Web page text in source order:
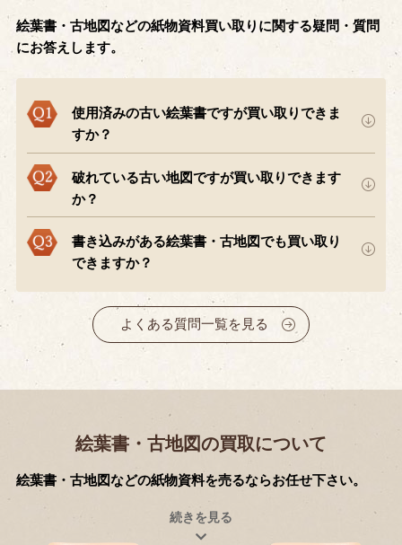
絵葉書・古地図などの紙物資料買い取りに関する疑問・質問
にお答えします。
使用済みの古い絵葉書ですが買い取りできま
すか？
破れている古い地図ですが買い取りできます
か？
書き込みがある絵葉書・古地図でも買い取り
できますか？
よくある質問一覧を見る
絵葉書・古地図の買取について
絵葉書・古地図などの紙物資料を売るならお任せ下さい。